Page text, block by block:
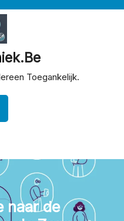
Toegankelijk.
naar de